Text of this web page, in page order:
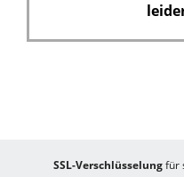
SSL-Verschlüsselungfür